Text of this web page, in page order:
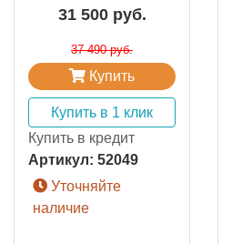
31 500 руб.
37 490 руб.
Купить
Купить в 1 клик
Купить в кредит
Артикул: 52049
Уточняйте
наличие